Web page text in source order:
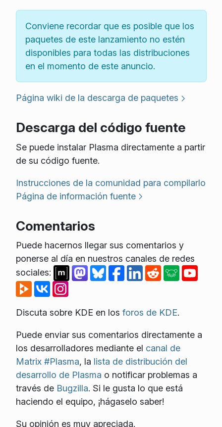
Conviene recordar que es posible que los
paquetes de este lanzamiento no estén
disponibles para todas las distribuciones
en el momento de este anuncio.
Página wiki de la descarga de paquetes
Descarga del código fuente
Se puede instalar Plasma directamente a partir
de su código fuente.
Instrucciones de la comunidad para compilarlo
Página de información fuente
Comentarios
Puede hacernos llegar sus comentarios y
ponerse al día en nuestros canales de redes
sociales:
Discuta sobre KDE en los foros de KDE.
Puede enviar sus comentarios directamente a
los desarrolladores mediante el canal de
Matrix #Plasma, la lista de distribución del
desarrollo de Plasma o notificar problemas a
través de Bugzilla. Si le gusta lo que está
haciendo el equipo, ¡hágaselo saber!
Su opinión es muy apreciada.